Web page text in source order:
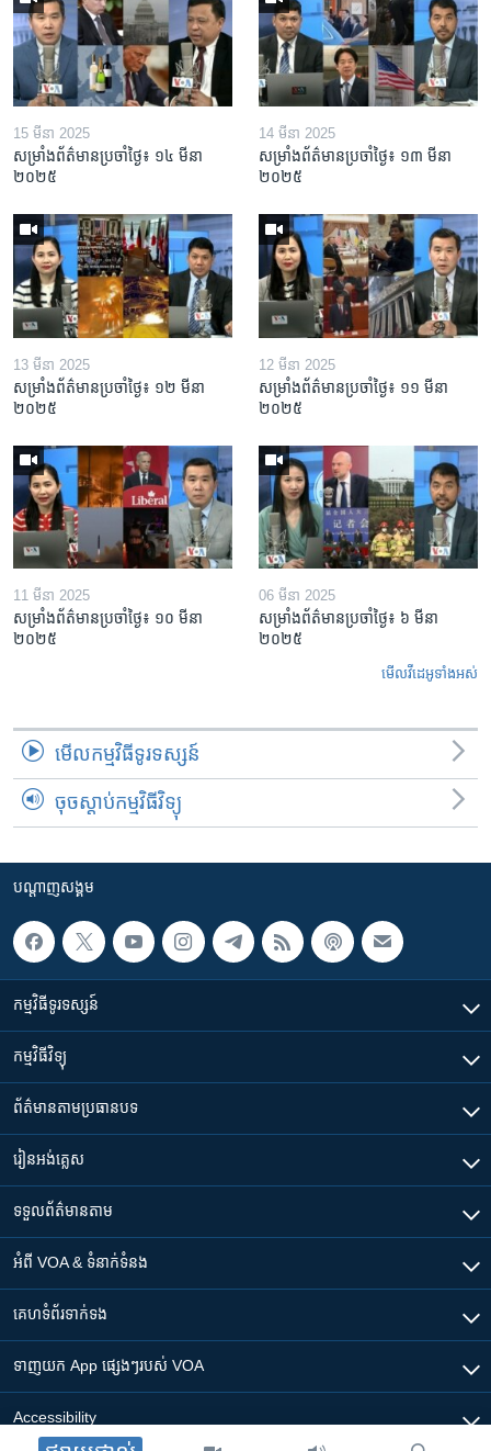
15 មីនា 2025
សម្រាំងព័ត៌មានប្រចាំថ្ងៃ៖ ១៤ មីនា
២០២៥
14 មីនា 2025
សម្រាំងព័ត៌មានប្រចាំថ្ងៃ៖ ១៣ មីនា
២០២៥
13 មីនា 2025
សម្រាំងព័ត៌មានប្រចាំថ្ងៃ៖ ១២ មីនា
២០២៥
12 មីនា 2025
សម្រាំងព័ត៌មានប្រចាំថ្ងៃ៖ ១១ មីនា
២០២៥
11 មីនា 2025
សម្រាំងព័ត៌មានប្រចាំថ្ងៃ៖ ១០ មីនា
២០២៥
06 មីនា 2025
សម្រាំងព័ត៌មានប្រចាំថ្ងៃ៖ ៦ មីនា
២០២៥
មើល​វីដេអូ​ទាំង​អស់
មើល​កម្មវិធី​ទូរទស្សន៍
ចុចស្តាប់កម្មវិធីវិទ្យុ
បណ្តាញ​សង្គម
កម្មវិធី​ទូរទស្សន៍
កម្មវិធី​វិទ្យុ
ព័ត៌មាន​តាមប្រធានបទ​
រៀន​​អង់គ្លេស
ទទួល​ព័ត៌មាន​តាម
អំពី​ VOA & ទំនាក់ទំនង
គេហទំព័រ​​ទាក់ទង
ទាញយក​ App ផ្សេងៗ​របស់​ VOA
Accessibility